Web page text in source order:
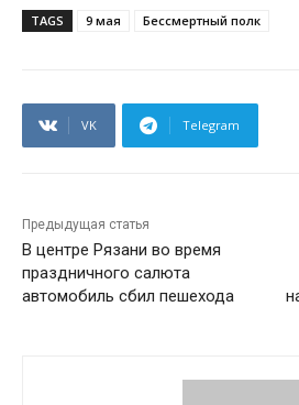
TAGS 9 мая Бессмертный полк
VK Telegram
Предыдущая статья
В центре Рязани во время
праздничного салюта
автомобиль сбил пешехода